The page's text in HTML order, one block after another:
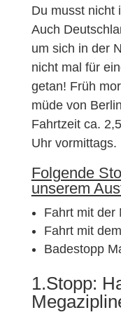
Du musst nicht
Auch
um sich in der
nicht mal für
getan! Früh
müde von
Fahrtzeit ca.
Uhr vormittags.
Folgende
unserem
Fahrt mit der
Fahrt mit
Badestopp
1.Stopp: